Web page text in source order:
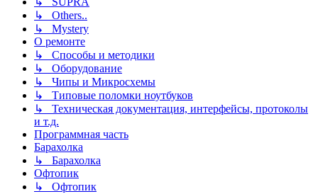
↳ Others..
↳ Mystery
О ремонте
↳ Способы и методики
↳ Оборудование
↳ Чипы и Микросхемы
↳ Типовые поломки ноутбуков
↳ Техническая документация, интерфейсы, протоколы
и т.д.
Программная часть
Барахолка
↳ Барахолка
Офтопик
↳ Офтопик